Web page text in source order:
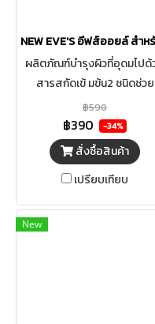
NEW EVE'S อีฟส์ออยล์ สำ
ผลิตภัณฑ์บํารุงผิวที่อุดมไปด้
สารสกัดเข้ มข้น2 ชนิดช่วย
ปกป้องผิวจากอนุมูลอิสระเก็บ
ล็อความชุ่มชื้นให้แก่ผิวได้ยาวน
ไม่เหนียวเหนอะหนะ ให้สารสํา
สามารถซึมเข้าสู่ผิวได้ อ ย่ าง มี
ร ะ สิ ท ธิ ภ าพ
฿590
฿390 -34%
สั่งซื้อสินค้า
เปรียบเทียบ
New